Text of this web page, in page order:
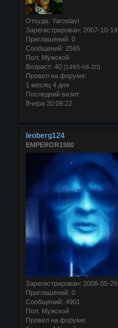
Откуда: Yaroslavl
Зарегистрирован: 2007-10-14
Приглашений: 0
Сообщений: 2565
Пол: Мужской
Возраст: 40 [1985-08-20]
Провел на форуме:
1 месяц 4 дня
Последний визит:
Вчера 20:09:22
leoberg124
EMPEROR1980
Зарегистрирован: 2008-05-29
Приглашений: 0
Сообщений: 4901
Пол: Мужской
Провел на форуме: